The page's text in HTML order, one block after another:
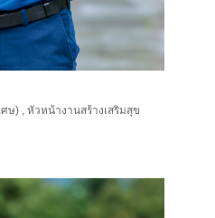
) , หัวหน้างานสร้างเสริมสุข